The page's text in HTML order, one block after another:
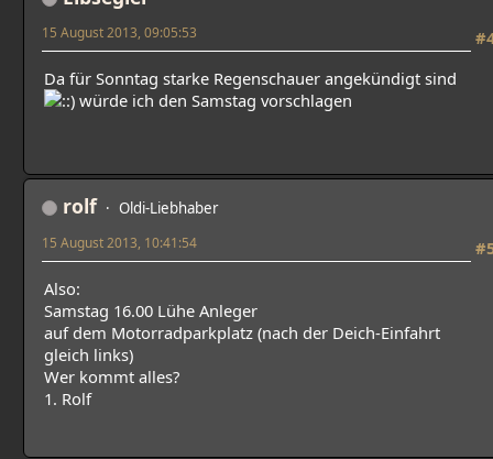
15 August 2013, 09:05:53
Da für Sonntag starke Regenschauer angekündigt sind
würde ich den Samstag vorschlagen
rolf Oldi-Liebhaber
15 August 2013, 10:41:54
Also:
Samstag 16.00 Lühe Anleger
auf dem Motorradparkplatz (nach der Deich-Einfahrt
gleich links)
Wer kommt alles?
1. Rolf